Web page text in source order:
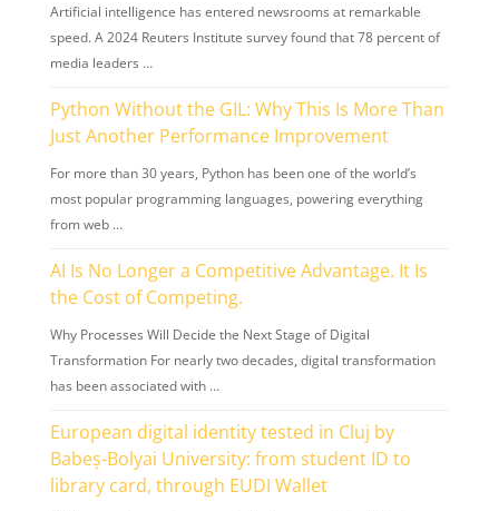
Artificial intelligence has entered newsrooms at remarkable
speed. A 2024 Reuters Institute survey found that 78 percent of
media leaders …
Python Without the GIL: Why This Is More Than
Just Another Performance Improvement
For more than 30 years, Python has been one of the world’s
most popular programming languages, powering everything
from web …
AI Is No Longer a Competitive Advantage. It Is
the Cost of Competing.
Why Processes Will Decide the Next Stage of Digital
Transformation For nearly two decades, digital transformation
has been associated with …
European digital identity tested in Cluj by
Babeș-Bolyai University: from student ID to
library card, through EUDI Wallet